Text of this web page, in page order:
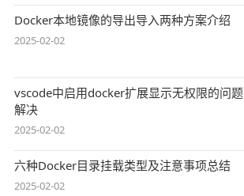
Docker本地镜像的导出导入两种方案介绍
2025-02-02
vscode中启用docker扩展显示无权限的问题
解决
2025-02-02
六种Docker目录挂载类型及注意事项总结
2025-02-02